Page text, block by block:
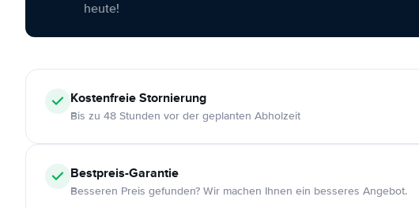
heute!
KostenfreieStornierung
Bis zu 48 Stunden vor der geplanten Abholzeit
Bestpreis-Garantie
Besseren Preis gefunden? Wir machen Ihnen ein besseres Angebot.